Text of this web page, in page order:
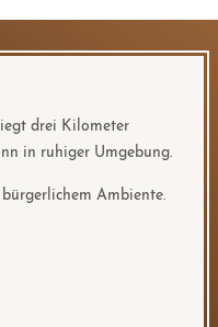
drei Kilometer
in ruhiger Umgebung.
Ambiente.